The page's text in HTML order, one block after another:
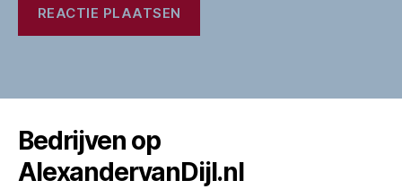
Bedrijven op
AlexandervanDijl.nl